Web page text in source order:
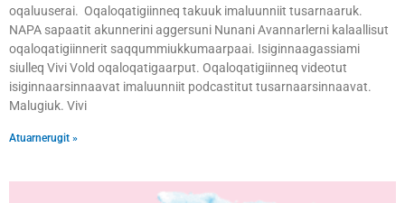
oqaluuserai. Oqaloqatigiinneq takuuk imaluunniit tusarnaaruk.
NAPA sapaatit akunnerini aggersuni Nunani Avannarlerni kalaallisut
oqaloqatigiinnerit saqqummiukkumaarpaai. Isiginnaagassiami
siulleq Vivi Vold oqaloqatigaarput. Oqaloqatigiinneq videotut
isiginnaarsinnaavat imaluunniit podcastitut tusarnaarsinnaavat.
Malugiuk. Vivi
Atuarnerugit »